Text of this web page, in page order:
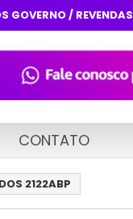
GOVERNO / REVENDAS
CONTATO
2122ABP